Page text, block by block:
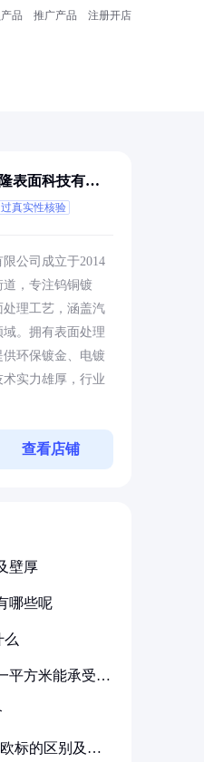
品 推广产品 注册开店
表面科技有限
真实性核验
公司成立于2014
，专注钨铜镀
理工艺，涵盖汽
。拥有表面处理
环保镀金、电镀
实力雄厚，行业
查看店铺
壁厚
哪些呢
么
平方米能承受多
标的区别及其